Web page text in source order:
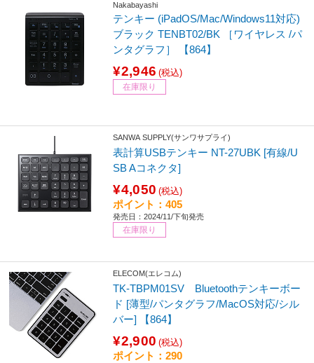
Nakabayashi
テンキー (iPadOS/Mac/Windows11対応)
ブラック TENBT02/BK ［ワイヤレス /パ
ンタグラフ］ 【864】
¥2,946 (税込)
在庫限り
SANWA SUPPLY(サンワサプライ)
表計算USBテンキー NT-27UBK [有線/U
SB Aコネクタ]
¥4,050 (税込)
ポイント：405
発売日：2024/11/下旬発売
在庫限り
ELECOM(エレコム)
TK-TBPM01SV Bluetoothテンキーボー
ド [薄型/パンタグラフ/MacOS対応/シル
バー] 【864】
¥2,900 (税込)
ポイント：290